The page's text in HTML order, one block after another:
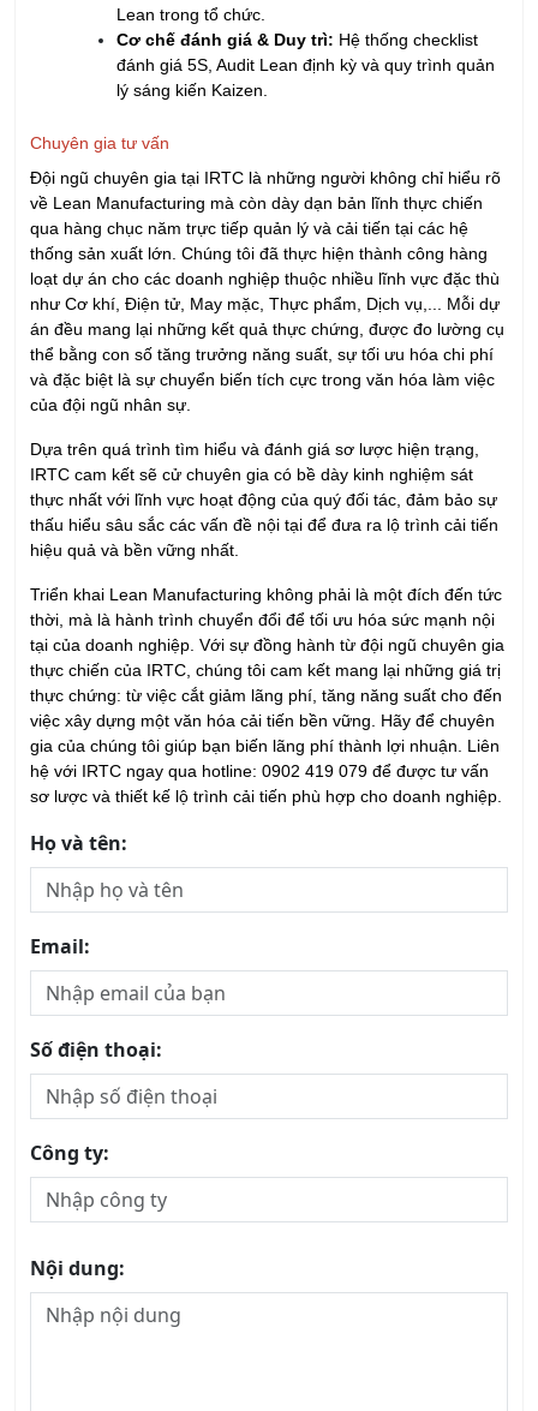
Lean trong tổ chức.
Cơ chế đánh giá & Duy trì: Hệ thống checklist
đánh giá 5S, Audit Lean định kỳ và quy trình quản
lý sáng kiến Kaizen.
Chuyên gia tư vấn
Đội ngũ chuyên gia tại IRTC là những người không chỉ hiểu rõ
về Lean Manufacturing mà còn dày dạn bản lĩnh thực chiến
qua hàng chục năm trực tiếp quản lý và cải tiến tại các hệ
thống sản xuất lớn. Chúng tôi đã thực hiện thành công hàng
loạt dự án cho các doanh nghiệp thuộc nhiều lĩnh vực đặc thù
như Cơ khí, Điện tử, May mặc, Thực phẩm, Dịch vụ,... Mỗi dự
án đều mang lại những kết quả thực chứng, được đo lường cụ
thể bằng con số tăng trưởng năng suất, sự tối ưu hóa chi phí
và đặc biệt là sự chuyển biến tích cực trong văn hóa làm việc
của đội ngũ nhân sự.
Dựa trên quá trình tìm hiểu và đánh giá sơ lược hiện trạng,
IRTC cam kết sẽ cử chuyên gia có bề dày kinh nghiệm sát
thực nhất với lĩnh vực hoạt động của quý đối tác, đảm bảo sự
thấu hiểu sâu sắc các vấn đề nội tại để đưa ra lộ trình cải tiến
hiệu quả và bền vững nhất.
Triển khai Lean Manufacturing không phải là một đích đến tức
thời, mà là hành trình chuyển đổi để tối ưu hóa sức mạnh nội
tại của doanh nghiệp. Với sự đồng hành từ đội ngũ chuyên gia
thực chiến của IRTC, chúng tôi cam kết mang lại những giá trị
thực chứng: từ việc cắt giảm lãng phí, tăng năng suất cho đến
việc xây dựng một văn hóa cải tiến bền vững. Hãy để chuyên
gia của chúng tôi giúp bạn biến lãng phí thành lợi nhuận. Liên
hệ với IRTC ngay qua hotline: 0902 419 079 để được tư vấn
sơ lược và thiết kế lộ trình cải tiến phù hợp cho doanh nghiệp.
Họ và tên:
Email:
Số điện thoại:
Công ty:
Nội dung: